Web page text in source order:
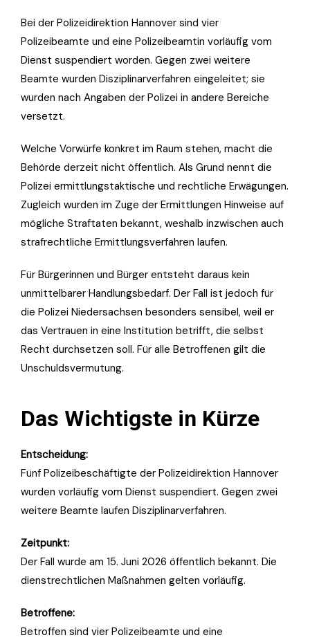
Bei der Polizeidirektion Hannover sind vier
Polizeibeamte und eine Polizeibeamtin vorläufig vom
Dienst suspendiert worden. Gegen zwei weitere
Beamte wurden Disziplinarverfahren eingeleitet; sie
wurden nach Angaben der Polizei in andere Bereiche
versetzt.
Welche Vorwürfe konkret im Raum stehen, macht die
Behörde derzeit nicht öffentlich. Als Grund nennt die
Polizei ermittlungstaktische und rechtliche Erwägungen.
Zugleich wurden im Zuge der Ermittlungen Hinweise auf
mögliche Straftaten bekannt, weshalb inzwischen auch
strafrechtliche Ermittlungsverfahren laufen.
Für Bürgerinnen und Bürger entsteht daraus kein
unmittelbarer Handlungsbedarf. Der Fall ist jedoch für
die Polizei Niedersachsen besonders sensibel, weil er
das Vertrauen in eine Institution betrifft, die selbst
Recht durchsetzen soll. Für alle Betroffenen gilt die
Unschuldsvermutung.
Das Wichtigste in Kürze
Entscheidung:
Fünf Polizeibeschäftigte der Polizeidirektion Hannover
wurden vorläufig vom Dienst suspendiert. Gegen zwei
weitere Beamte laufen Disziplinarverfahren.
Zeitpunkt:
Der Fall wurde am 15. Juni 2026 öffentlich bekannt. Die
dienstrechtlichen Maßnahmen gelten vorläufig.
Betroffene:
Betroffen sind vier Polizeibeamte und eine